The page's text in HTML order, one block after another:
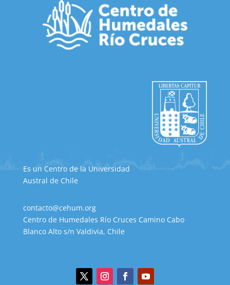
Es un Centro de la Universidad
Austral de Chile
contacto@cehum.org
Centro de Humedales Río Cruces Camino Cabo
Blanco Alto s/n Valdivia, Chile